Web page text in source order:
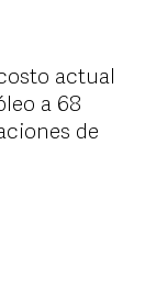
actual
a 68
de